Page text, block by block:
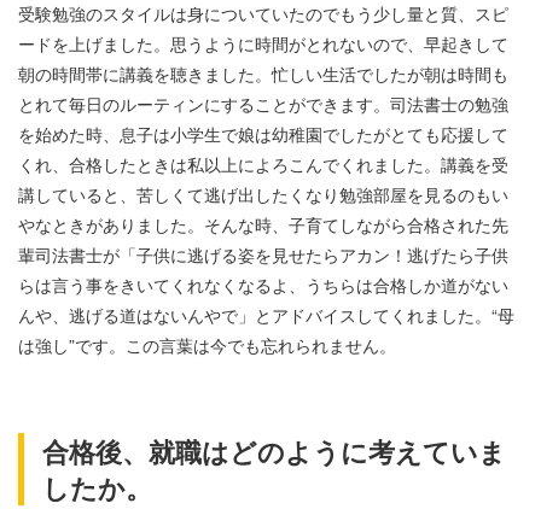
受験勉強のスタイルは身についていたのでもう少し量と質、スピ
ードを上げました。思うように時間がとれないので、早起きして
朝の時間帯に講義を聴きました。忙しい生活でしたが朝は時間も
とれて毎日のルーティンにすることができます。司法書士の勉強
を始めた時、息子は小学生で娘は幼稚園でしたがとても応援して
くれ、合格したときは私以上によろこんでくれました。講義を受
講していると、苦しくて逃げ出したくなり勉強部屋を見るのもい
やなときがありました。そんな時、子育てしながら合格された先
輩司法書士が「子供に逃げる姿を見せたらアカン！逃げたら子供
らは言う事をきいてくれなくなるよ、うちらは合格しか道がない
んや、逃げる道はないんやで」とアドバイスしてくれました。“母
は強し”です。この言葉は今でも忘れられません。
合格後、就職はどのように考えていま
したか。